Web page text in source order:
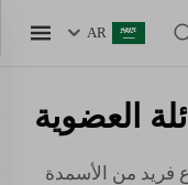
AR
العضوية
فريد من الأسمدة